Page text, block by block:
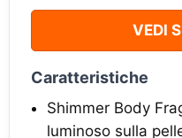
VEDI
Caratteristiche
Shimmer Body
luminoso sulla